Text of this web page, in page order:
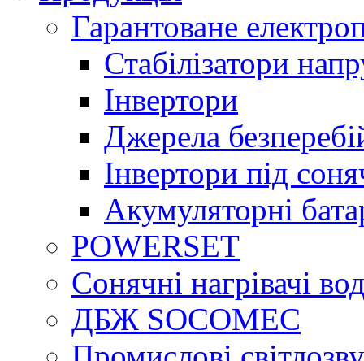
Гарантоване
Стабілізатори
Інвертори
Джерела
Інвертори під
Акумуляторні
POWERSET
Сонячні нагрівачі
ДБЖ SOCOMEC